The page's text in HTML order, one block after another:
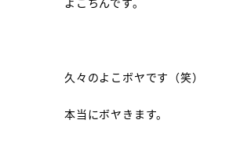
久々のよこボヤです（笑）
本当にボヤきます。